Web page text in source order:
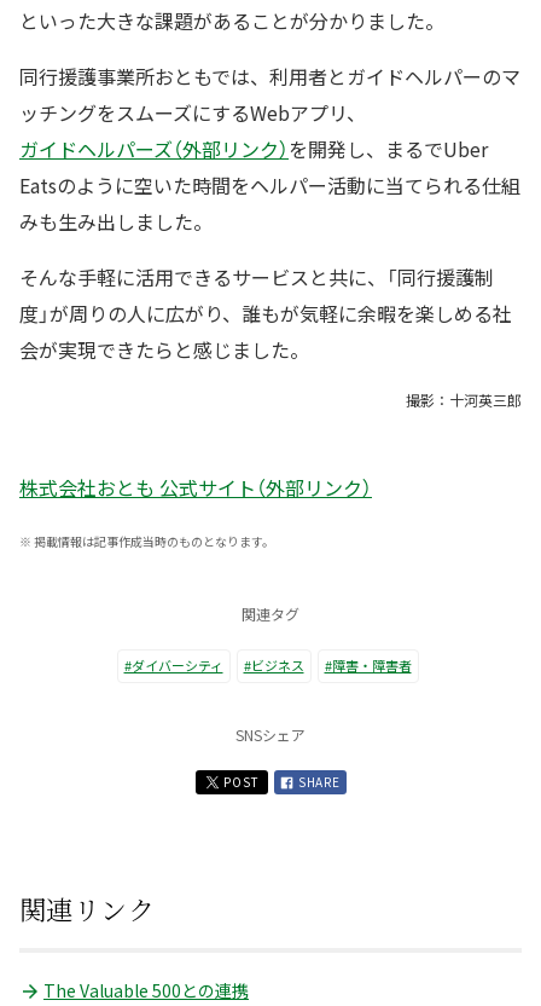
といった大きな課題があることが分かりました。
同行援護事業所おともでは、利用者とガイドヘルパーのマ
ッチングをスムーズにするWebアプリ、
ガイドヘルパーズ（外部リンク）を開発し、まるでUber
Eatsのように空いた時間をヘルパー活動に当てられる仕組
みも生み出しました。
そんな手軽に活用できるサービスと共に、「同行援護制
度」が周りの人に広がり、誰もが気軽に余暇を楽しめる社
会が実現できたらと感じました。
撮影：十河英三郎
株式会社おとも 公式サイト（外部リンク）
※ 掲載情報は記事作成当時のものとなります。
関連タグ
#ダイバーシティ #ビジネス #障害・障害者
SNSシェア
POST SHARE
関連リンク
The Valuable 500との連携